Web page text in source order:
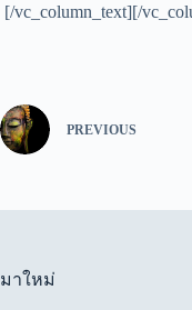
[/vc_column_text][/
PREVIOUS
มาใหม่